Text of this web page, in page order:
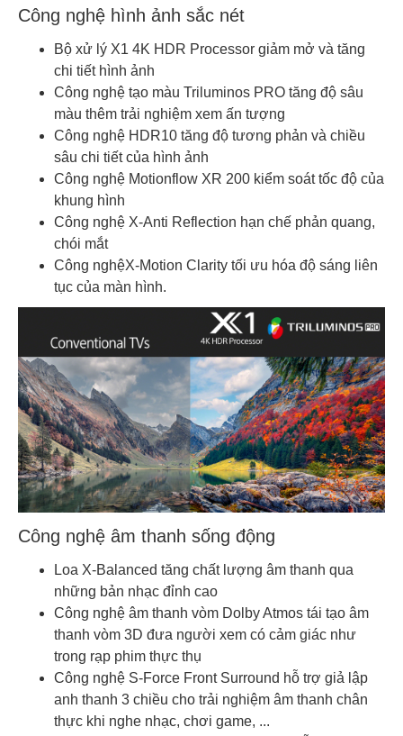
Công nghệ hình ảnh sắc nét
Bộ xử lý X1 4K HDR Processor giảm mở và tăng
chi tiết hình ảnh
Công nghệ tạo màu Triluminos PRO tăng độ sâu
màu thêm trải nghiệm xem ấn tượng
Công nghệ HDR10 tăng độ tương phản và chiều
sâu chi tiết của hình ảnh
Công nghệ Motionflow XR 200 kiểm soát tốc độ của
khung hình
Công nghệ X-Anti Reflection hạn chế phản quang,
chói mắt
Công nghệX-Motion Clarity tối ưu hóa độ sáng liên
tục của màn hình.
Công nghệ âm thanh sống động
Loa X-Balanced tăng chất lượng âm thanh qua
những bản nhạc đỉnh cao
Công nghệ âm thanh vòm Dolby Atmos tái tạo âm
thanh vòm 3D đưa người xem có cảm giác như
trong rạp phim thực thụ
Công nghệ S-Force Front Surround hỗ trợ giả lập
anh thanh 3 chiều cho trải nghiệm âm thanh chân
thực khi nghe nhạc, chơi game, ...